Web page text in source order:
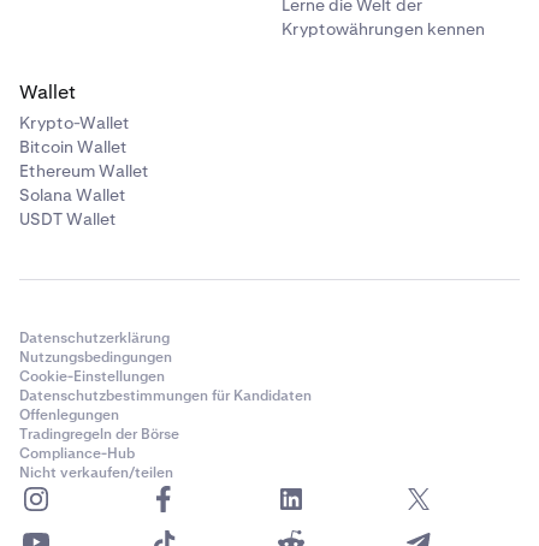
Lerne die Welt der
Kryptowährungen kennen
Wallet
Krypto-Wallet
Bitcoin Wallet
Ethereum Wallet
Solana Wallet
USDT Wallet
Datenschutzerklärung
Nutzungsbedingungen
Cookie-Einstellungen
Datenschutzbestimmungen für Kandidaten
Offenlegungen
Tradingregeln der Börse
Compliance-Hub
Nicht verkaufen/teilen